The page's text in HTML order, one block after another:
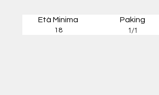
Età Minima Paking
18 1/1